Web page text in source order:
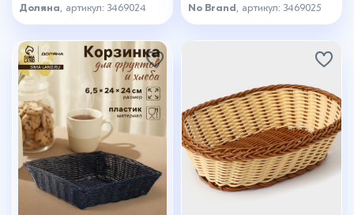
Доляна , артикул: 3469024 No Brand , артикул: 3469025